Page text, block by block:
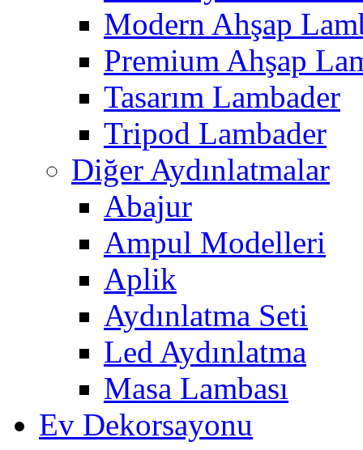
Modern Ahşap
Premium Ahşap
Tasarım Lambader
Tripod Lambader
Diğer Aydınlatmalar
Abajur
Ampul Modelleri
Aplik
Aydınlatma Seti
Led Aydınlatma
Masa Lambası
Ev Dekorsayonu